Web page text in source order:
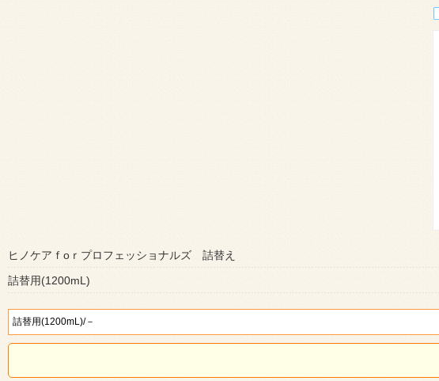
ヒノケアｆоｒプロフェッショナルズ 詰替え
詰替用(1200mL)